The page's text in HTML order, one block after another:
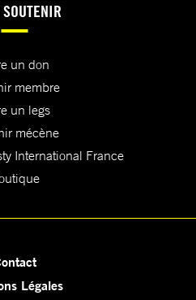
un don
membre
un legs
mécène
International France
Légales